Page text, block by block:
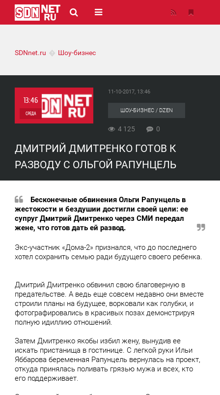
SDNnet.ru Шоу-бизнес
13:46
СРЕДА
11-10-2017, 13:46
ШОУ-БИЗНЕС / DZEN
4 125 0
ДМИТРИЙ ДМИТРЕНКО ГОТОВ К
РАЗВОДУ С ОЛЬГОЙ РАПУНЦЕЛЬ
Бесконечные обвинения Ольги Рапунцель в
жестокости и бездушии достигли своей цели: ее
супруг Дмитрий Дмитренко через СМИ передал
жене, что готов дать ей развод.
Экс-участник «Дома-2» признался, что до последнего
хотел сохранить семью ради будущего своего ребенка.
Дмитрий Дмитренко обвинил свою благоверную в
предательстве. А ведь еще совсем недавно они вместе
строили планы на будущее, ворковали как голубки, и
фотографировались в красивых позах демонстрируя
полную идиллию отношений.
Затем Дмитренко якобы избил жену, вынудив ее
искать пристанища в гостинице. С легкой руки Ильи
Яббарова беременная Рапунцель вернулась на проект,
откуда принялась поливать грязью мужа и всех, кто
его поддерживает.